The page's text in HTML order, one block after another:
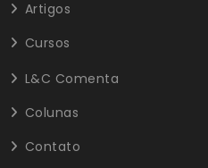
Artigos
Cursos
L&C Comenta
Colunas
Contato